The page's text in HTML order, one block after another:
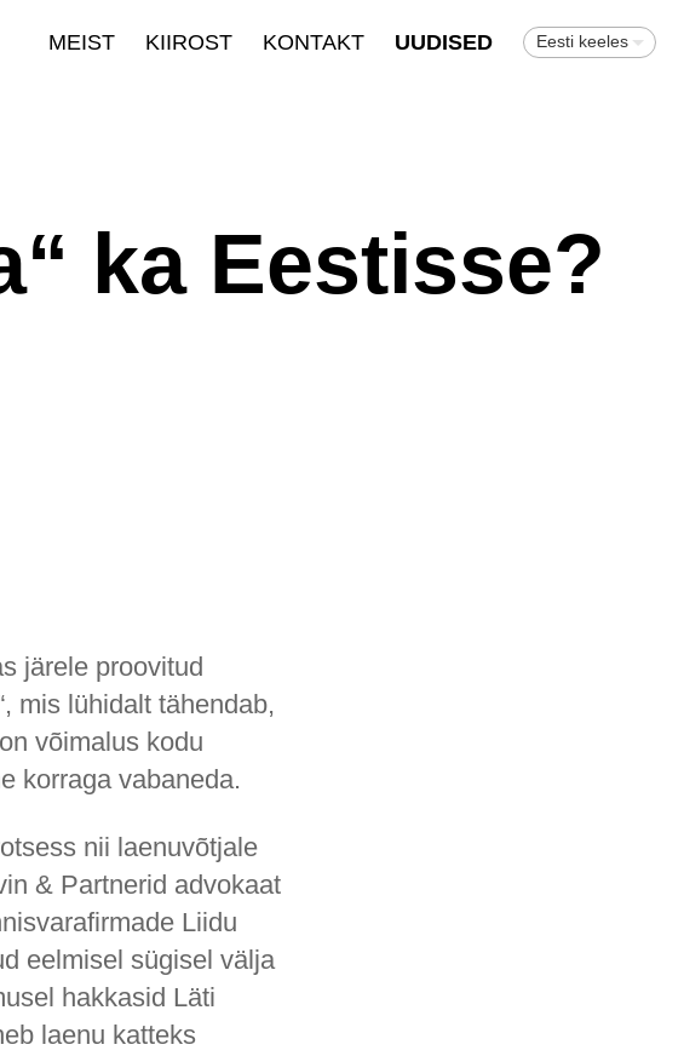
MEIST KIIROST KONTAKT UUDISED Eesti keeles
ka Eestisse?
järele proovitud
mis lühidalt tähendab,
võimalus kodu
korraga vabaneda.
nii laenuvõtjale
& Partnerid advokaat
Liidu
eelmisel sügisel välja
hakkasid Läti
laenu katteks